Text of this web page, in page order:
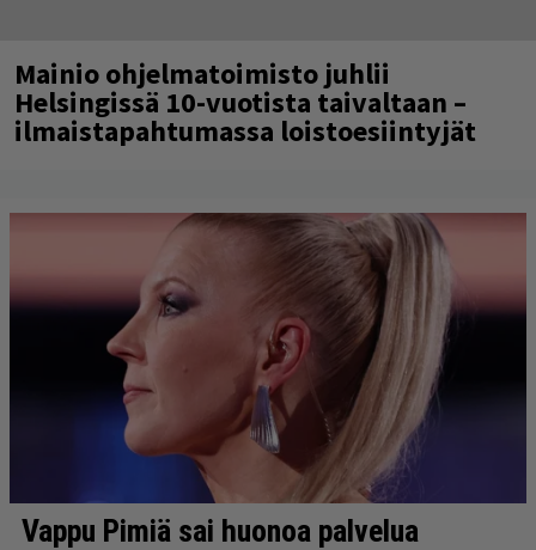
Mainio ohjelmatoimisto juhlii
Helsingissä 10-vuotista taivaltaan –
ilmaistapahtumassa loistoesiintyjät